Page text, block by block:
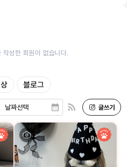
작성한 회원이 없습니다.
블로그